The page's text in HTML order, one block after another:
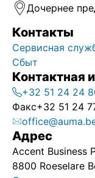
Дочернее
Контакты
Сервисная
Сбыт
Контактная
+32 51 24 24
Факс+32 51 24
Адрес
Accent Business
8800 Roeselare